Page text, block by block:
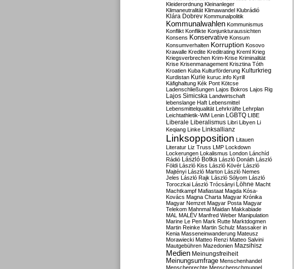
Kleiderordnung Kleinanleger
Klimaneutralität Klimawandel Klubrádió
Klára Dobrev Kommunalpolitik
Kommunalwahlen Kommunismus
Konflikt Konflikte Konjunkturaussichten
Konsens Konservative Konsum
Konsumverhalten Korruption Kosovo
Krawalle Kredite Kreditrating Kreml Krieg
Kriegsverbrechen Krim-Krise Kriminalität
Krise Krisenmanagement Krisztina Tóth
Kroatien Kuba Kulturförderung Kulturkrieg
Kurdistan Kurie kuruc.info Kyrill
Käfighaltung Kék Pont Kötcse
Ladenschließungen Lajos Bokros Lajos Rig
Lajos Simicska Landwirtschaft
lebenslange Haft Lebensmittel
Lebensmittelqualität Lehrkräfte Lehrplan
Leichtathletik-WM Lenin LGBTQ LIBE
Liberale Liberalismus Libri Libyen Li
Keqiang Linke Linksallianz
Linksopposition Litauen
Literatur Liz Truss LMP Lockdown
Lockerungen Lokalismus London Lánchíd
Rádió
László Botka László Donáth László
Földi László Kiss László Kövér László
Majtényi László Marton László Nemes
Jeles László Rajk László Sólyom László
Toroczkai László Trócsányi Löhne Macht
Machtkampf Mafiastaat Magda Kósa-
Kovács Magna Charta Magyar Krónika
Magyar Nemzet Magyar Posta Magyar
Telekom Mahnmal Maidan Makkabiade
MAL MALÉV Manfred Weber Manipulation
Marine Le Pen Mark Rutte Marktdogmen
Martin Reinke Martin Schulz Massaker in
Kenia Masseneinwanderung Mateusz
Morawiecki Matteo Renzi Matteo Salvini
Mautgebühren Mazedonien Mazsihisz
Medien Meinungsfreiheit
Meinungsumfrage Menschenhandel
Menschenrechte Menschenschmuggel